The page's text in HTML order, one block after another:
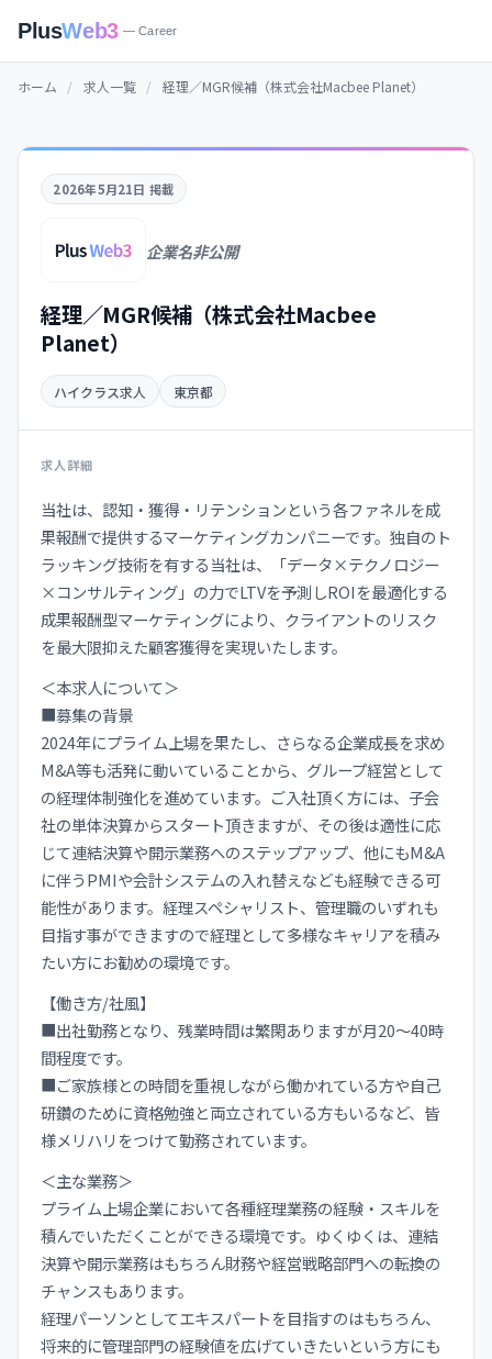
PlusWeb3 — Career
ホーム / 求人一覧 / 経理／MGR候補（株式会社Macbee Planet）
2026年5月21日 掲載
企業名非公開
経理／MGR候補（株式会社Macbee
Planet）
ハイクラス求人 東京都
求人詳細
当社は、認知・獲得・リテンションという各ファネルを成
果報酬で提供するマーケティングカンパニーです。独自のト
ラッキング技術を有する当社は、「データ×テクノロジー
×コンサルティング」の力でLTVを予測しROIを最適化する
成果報酬型マーケティングにより、クライアントのリスク
を最大限抑えた顧客獲得を実現いたします。
＜本求人について＞
■募集の背景
2024年にプライム上場を果たし、さらなる企業成長を求め
M&A等も活発に動いていることから、グループ経営として
の経理体制強化を進めています。ご入社頂く方には、子会
社の単体決算からスタート頂きますが、その後は適性に応
じて連結決算や開示業務へのステップアップ、他にもM&A
に伴うPMIや会計システムの入れ替えなども経験できる可
能性があります。経理スペシャリスト、管理職のいずれも
目指す事ができますので経理として多様なキャリアを積み
たい方にお勧めの環境です。
【働き方/社風】
■出社勤務となり、残業時間は繁閑ありますが月20～40時
間程度です。
■ご家族様との時間を重視しながら働かれている方や自己
研鑽のために資格勉強と両立されている方もいるなど、皆
様メリハリをつけて勤務されています。
＜主な業務＞
プライム上場企業において各種経理業務の経験・スキルを
積んでいただくことができる環境です。ゆくゆくは、連結
決算や開示業務はもちろん財務や経営戦略部門への転換の
チャンスもあります。
経理パーソンとしてエキスパートを目指すのはもちろん、
将来的に管理部門の経験値を広げていきたいという方にも